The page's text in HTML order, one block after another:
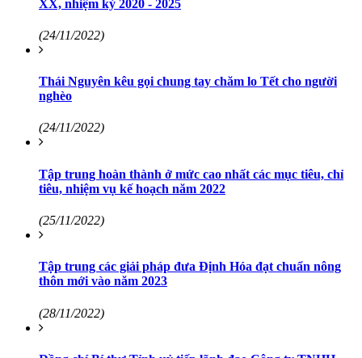
XX, nhiệm kỳ 2020 - 2025
(24/11/2022)
Thái Nguyên kêu gọi chung tay chăm lo Tết cho người
nghèo
(24/11/2022)
Tập trung hoàn thành ở mức cao nhất các mục tiêu, chỉ
tiêu, nhiệm vụ kế hoạch năm 2022
(25/11/2022)
Tập trung các giải pháp đưa Định Hóa đạt chuẩn nông
thôn mới vào năm 2023
(28/11/2022)